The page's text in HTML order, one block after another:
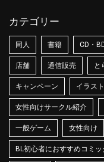
カテゴリー
同人 書籍 CD・
店舗 通信販売 と
キャンペーン イラス
女性向けサークル紹介
一般ゲーム 女性向け
BL初心者におすすめコミッ